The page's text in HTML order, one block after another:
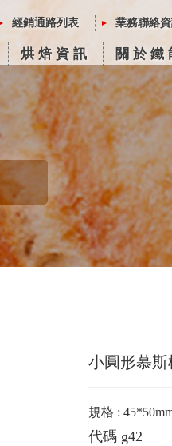
經銷通路列表 業務聯絡
烘焙資訊 關於鐵
小圓形慕斯
規格 :
代碼 g42